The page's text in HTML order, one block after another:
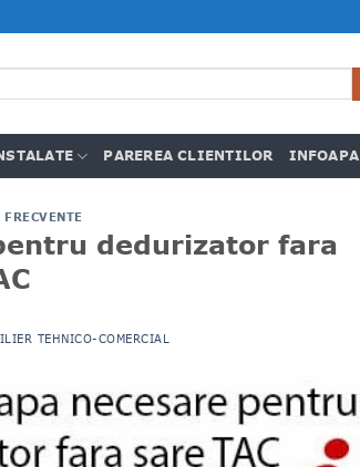
PAREREA CLIENTILOR INFOAPA
dedurizator fara
TEHNICO-COMERCIAL